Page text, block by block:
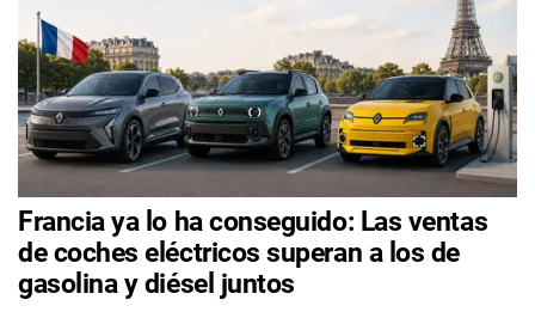
Francia ya lo ha conseguido: Las ventas
de coches eléctricos superan a los de
gasolina y diésel juntos